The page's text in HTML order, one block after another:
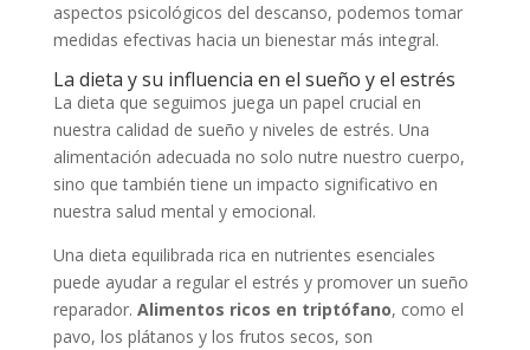
aspectos psicológicos del descanso, podemos tomar
medidas efectivas hacia un bienestar más integral.
La dieta y su influencia en el sueño y el estrés
La dieta que seguimos juega un papel crucial en
nuestra calidad de sueño y niveles de estrés. Una
alimentación adecuada no solo nutre nuestro cuerpo,
sino que también tiene un impacto significativo en
nuestra salud mental y emocional.
Una dieta equilibrada rica en nutrientes esenciales
puede ayudar a regular el estrés y promover un sueño
reparador. Alimentos ricos en triptófano, como el
pavo, los plátanos y los frutos secos, son